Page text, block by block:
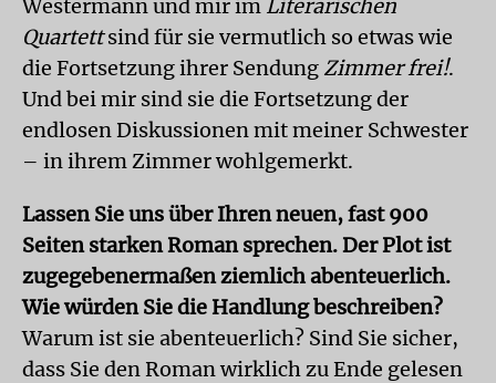
Westermann und mir im Literarischen
Quartettsind für sie vermutlich so etwas wie
die Fortsetzung ihrer Sendung Zimmer frei!.
Und bei mir sind sie die Fortsetzung der
endlosen Diskussionen mit meiner Schwester
– in ihrem Zimmer wohlgemerkt.
Lassen Sie uns über Ihren neuen, fast 900
Seiten starken Roman sprechen. Der Plot ist
zugegebenermaßen ziemlich abenteuerlich.
Wie würden Sie die Handlung beschreiben?
Warum ist sie abenteuerlich? Sind Sie sicher,
dass Sie den Roman wirklich zu Ende gelesen